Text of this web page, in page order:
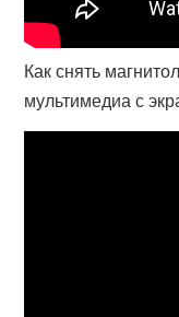
Как снять
мультимедиа с